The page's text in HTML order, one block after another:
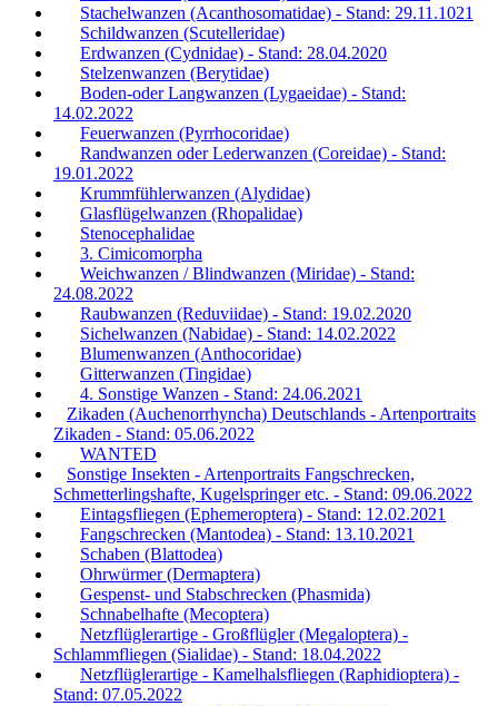
Stachelwanzen (Acanthosomatidae) - Stand: 29.11.1021
Schildwanzen (Scutelleridae)
Erdwanzen (Cydnidae) - Stand: 28.04.2020
Stelzenwanzen (Berytidae)
Boden-oder Langwanzen (Lygaeidae) - Stand:
14.02.2022
Feuerwanzen (Pyrrhocoridae)
Randwanzen oder Lederwanzen (Coreidae) - Stand:
19.01.2022
Krummfühlerwanzen (Alydidae)
Glasflügelwanzen (Rhopalidae)
Stenocephalidae
3. Cimicomorpha
Weichwanzen / Blindwanzen (Miridae) - Stand:
24.08.2022
Raubwanzen (Reduviidae) - Stand: 19.02.2020
Sichelwanzen (Nabidae) - Stand: 14.02.2022
Blumenwanzen (Anthocoridae)
Gitterwanzen (Tingidae)
4. Sonstige Wanzen - Stand: 24.06.2021
Zikaden (Auchenorrhyncha) Deutschlands - Artenportraits
Zikaden - Stand: 05.06.2022
WANTED
Sonstige Insekten - Artenportraits Fangschrecken,
Schmetterlingshafte, Kugelspringer etc. - Stand: 09.06.2022
Eintagsfliegen (Ephemeroptera) - Stand: 12.02.2021
Fangschrecken (Mantodea) - Stand: 13.10.2021
Schaben (Blattodea)
Ohrwürmer (Dermaptera)
Gespenst- und Stabschrecken (Phasmida)
Schnabelhafte (Mecoptera)
Netzflüglerartige - Großflügler (Megaloptera) -
Schlammfliegen (Sialidae) - Stand: 18.04.2022
Netzflüglerartige - Kamelhalsfliegen (Raphidioptera) -
Stand: 07.05.2022